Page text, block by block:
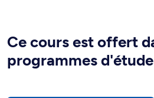
Ce cours est offert
programmes